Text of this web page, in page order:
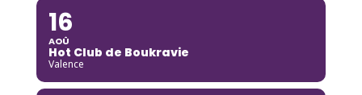
16
AOÛ
Hot Club de Boukravie
Valence